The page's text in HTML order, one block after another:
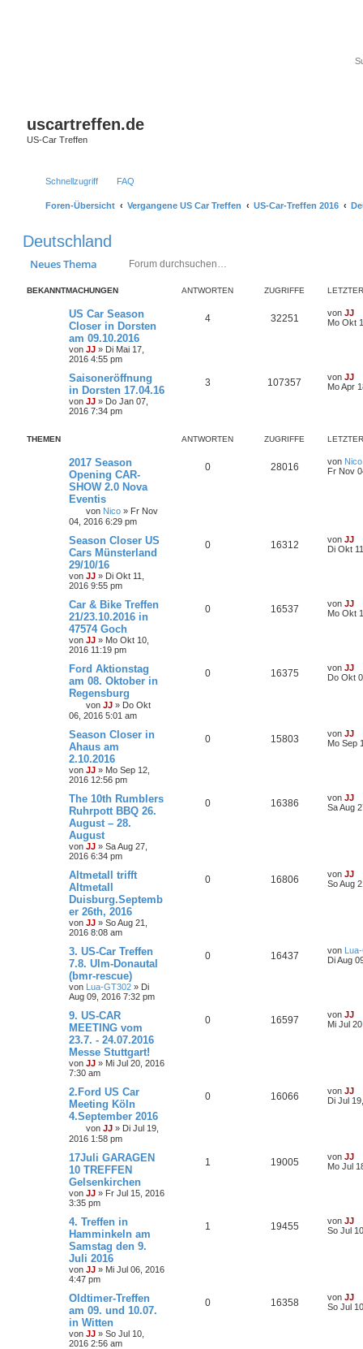
uscartreffen.de
US-Car Treffen
Schnellzugriff FAQ
Foren-Übersicht Vergangene US Car Treffen US-Car-Treffen 2016
Deutschland
Neues Thema
BEKANNTMACHUNGEN ANTWORTEN ZUGRIFFE
US Car Season
Closer in Dorsten
am 09.10.2016
von JJ » Di Mai 17,
2016 4:55 pm
4 32251 von JJ
Mo Okt
Saisoneröffnung
in Dorsten 17.04.16
von JJ » Do Jan 07,
2016 7:34 pm
3 107357 von JJ
Mo Apr
THEMEN ANTWORTEN ZUGRIFFE
2017 Season
Opening CAR-
SHOW 2.0 Nova
Eventis
von Nico » Fr Nov
04, 2016 6:29 pm
0 28016 von Nico
Fr Nov
Season Closer US
Cars Münsterland
29/10/16
von JJ » Di Okt 11,
2016 9:55 pm
0 16312 von JJ
Di Okt
Car & Bike Treffen
21/23.10.2016 in
47574 Goch
von JJ » Mo Okt 10,
2016 11:19 pm
0 16537 von JJ
Mo Okt
Ford Aktionstag
am 08. Oktober in
Regensburg
von JJ » Do Okt
06, 2016 5:01 am
0 16375 von JJ
Do Okt
Season Closer in
Ahaus am
2.10.2016
von JJ » Mo Sep 12,
2016 12:56 pm
0 15803 von JJ
Mo Sep
The 10th Rumblers
Ruhrpott BBQ 26.
August – 28.
August
von JJ » Sa Aug 27,
2016 6:34 pm
0 16386 von JJ
Sa Aug
Altmetall trifft
Altmetall
Duisburg.Septemb
er 26th, 2016
von JJ » So Aug 21,
2016 8:08 am
0 16806 von JJ
So Aug
3. US-Car Treffen
7.8. Ulm-Donautal
(bmr-rescue)
von Lua-GT302 » Di
Aug 09, 2016 7:32 pm
0 16437 von
Di Aug
9. US-CAR
MEETING vom
23.7. - 24.07.2016
Messe Stuttgart!
von JJ » Mi Jul 20, 2016
7:30 am
0 16597 von JJ
Mi Jul
2.Ford US Car
Meeting Köln
4.September 2016
von JJ » Di Jul 19,
2016 1:58 pm
0 16066 von JJ
Di Jul
17Juli GARAGEN
10 TREFFEN
Gelsenkirchen
von JJ » Fr Jul 15, 2016
3:35 pm
1 19005 von JJ
Mo Jul
4. Treffen in
Hamminkeln am
Samstag den 9.
Juli 2016
von JJ » Mi Jul 06, 2016
4:47 pm
1 19455 von JJ
So Jul
Oldtimer-Treffen
am 09. und 10.07.
in Witten
von JJ » So Jul 10,
2016 2:56 am
0 16358 von JJ
So Jul